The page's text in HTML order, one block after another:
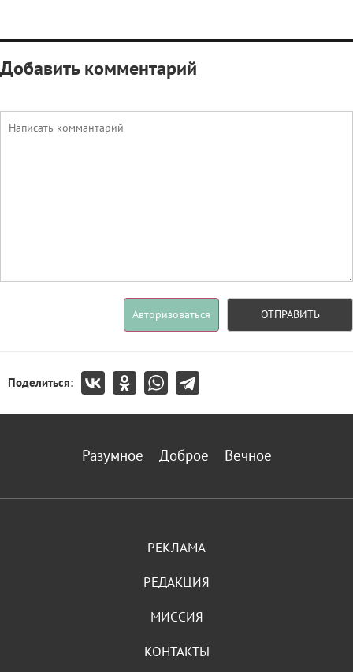
Добавить комментарий
Авторизоваться ОТПРАВИТЬ
Поделиться:
Разумное Доброе Вечное
РЕКЛАМА
РЕДАКЦИЯ
МИССИЯ
КОНТАКТЫ